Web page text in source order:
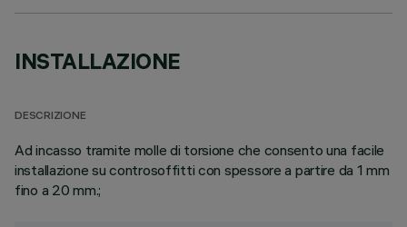
INSTALLAZIONE
DESCRIZIONE
Ad incasso tramite molle di torsione che consento una facile
installazione su controsoffitti con spessore a partire da 1 mm
fino a 20 mm.;